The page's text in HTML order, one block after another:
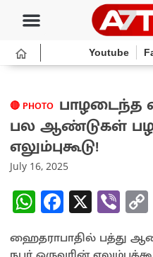
Youtube
🔴 PHOTO பாழடைந்த
பல ஆண்டுகள்
எலும்புகூடு!
July 16, 2025
W
h
at
Fa
ce
b
X Vi
b
er
ஹைதராபாதில் பத்து